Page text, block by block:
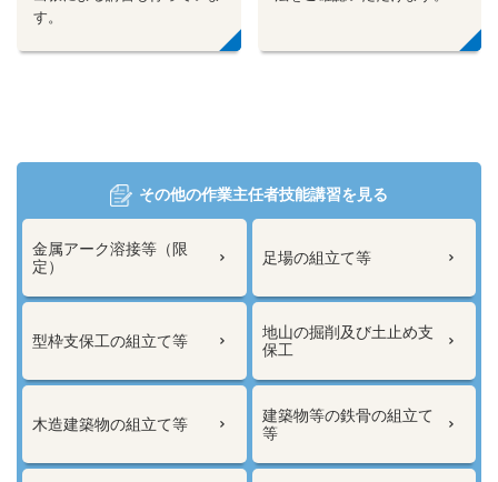
す。
その他の作業主任者技能講習を見る
金属アーク溶接等（限
定）
足場の組立て等
型枠支保工の組立て等
地山の掘削及び土止め支
保工
木造建築物の組立て等
建築物等の鉄骨の組立て
等